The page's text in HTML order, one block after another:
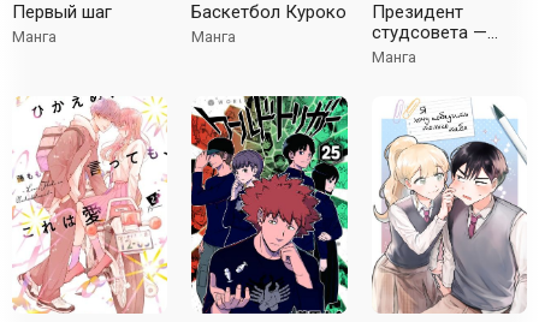
Первый шаг
Манга
Баскетбол Куроко
Манга
Президент
студсовета —
горничная!
Манга